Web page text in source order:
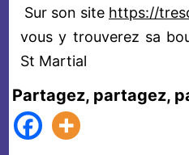
Sur son site https://
vous y trouverez sa
St Martial
Partagez, partagez,